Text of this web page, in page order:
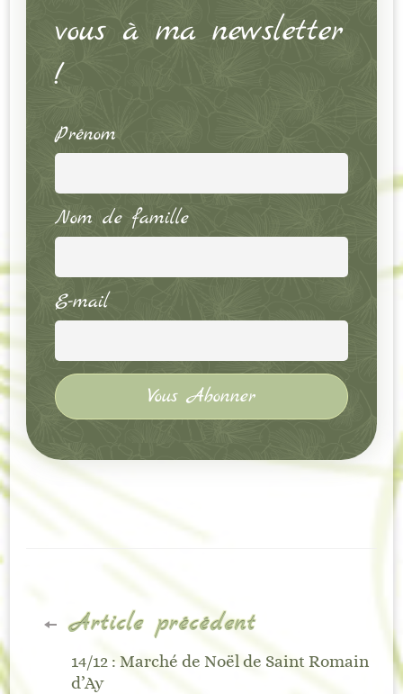
vous à ma newsletter
!
Prénom
Nom de famille
E-mail
Navigation
d'article
Article précédent
14/12 : Marché de Noël de Saint Romain
d’Ay